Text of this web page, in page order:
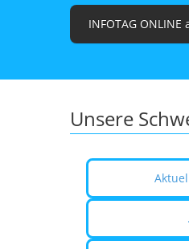
INFOTAG ONLINE
Unsere